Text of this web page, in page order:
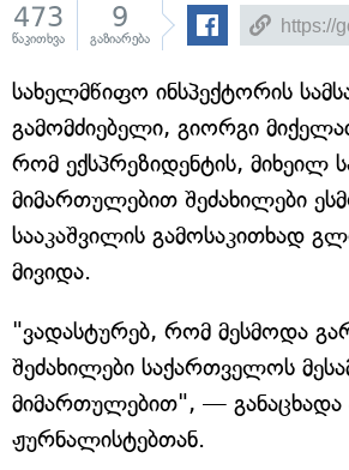
473
წაკითხვა
9
გაზიარება
სახელმწიფო ინსპექტორის
გამომძიებელი, გიორგი
რომ ექსპრეზიდენტის, მიხეილ
მიმართულებით შეძახილები
სააკაშვილის გამოსაკითხად
მივიდა.
"ვადასტურებ, რომ მესმოდა
შეძახილები საქართველოს
მიმართულებით", — განაცხადა
ჟურნალისტებთან.